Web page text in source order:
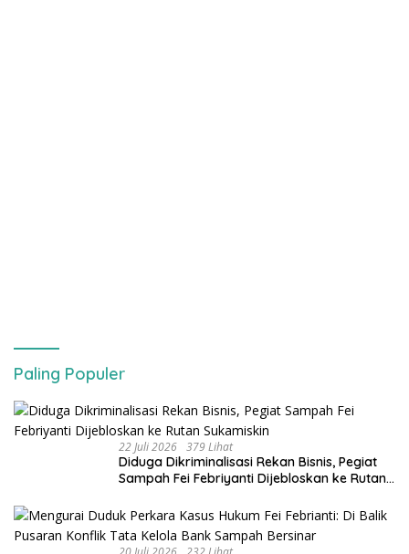
Paling Populer
22 Juli 2026 379 Lihat
Diduga Dikriminalisasi Rekan Bisnis, Pegiat
Sampah Fei Febriyanti Dijebloskan ke Rutan